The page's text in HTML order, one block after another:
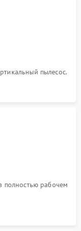
пылесос.
полностью рабочем